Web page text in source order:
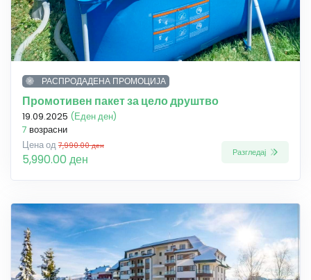
РАСПРОДАДЕНА ПРОМОЦИЈА
Промотивен пакет за цело друштво
19.09.2025 (Еден ден)
7 возрасни
Цена од 7,990.00 ден
5,990.00 ден Разгледај